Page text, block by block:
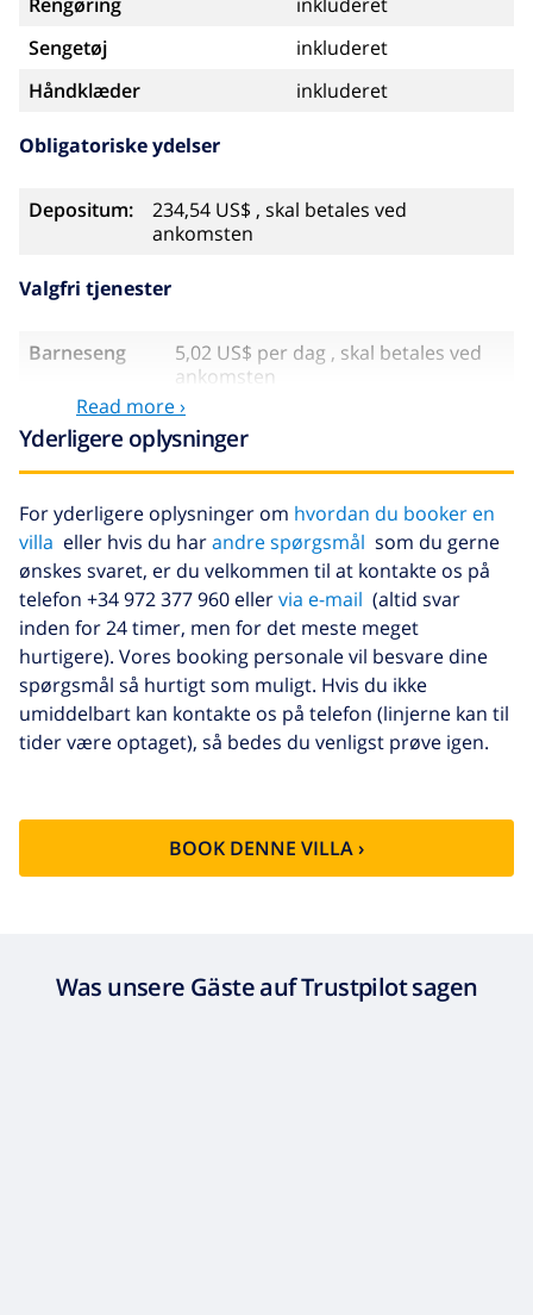
Sengetøj
inkluderet
Håndklæder
inkluderet
Obligatoriske ydelser
Depositum:
234,54 US$ , skal betales ved
ankomsten
Valgfri tjenester
Barneseng
5,02 US$ per dag , skal betales ved
ankomsten
Høj stol
3,34 US$ per dag , skal betales ved
ankomsten
Sen ankomst
58,64 US$ , skal betales ved
ankomsten
Afbestillings
fond:
4.80% af det samlede beløb
Read more ›
Yderligere oplysninger
For yderligere oplysninger om hvordan du booker en
villa eller hvis du harandre spørgsmål som du gerne
ønskes svaret, er du velkommen til at kontakte os på
telefon +34 972 377 960 ellervia e-mail (altid svar
inden for 24 timer, men for det meste meget
hurtigere). Vores booking personale vil besvare dine
spørgsmål så hurtigt som muligt. Hvis du ikke
umiddelbart kan kontakte os på telefon (linjerne kan til
tider være optaget), så bedes du venligst prøve igen.
BOOK DENNE VILLA ›
Was unsere Gäste auf Trustpilot sagen